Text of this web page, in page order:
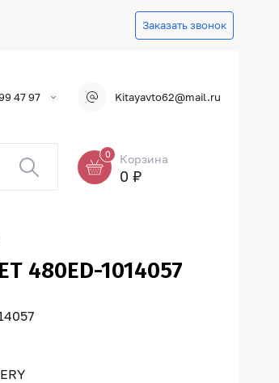
Заказать звонок
47 97 Kitayavto62@mail.ru
0 Корзина
0 ₽
480ED-1014057